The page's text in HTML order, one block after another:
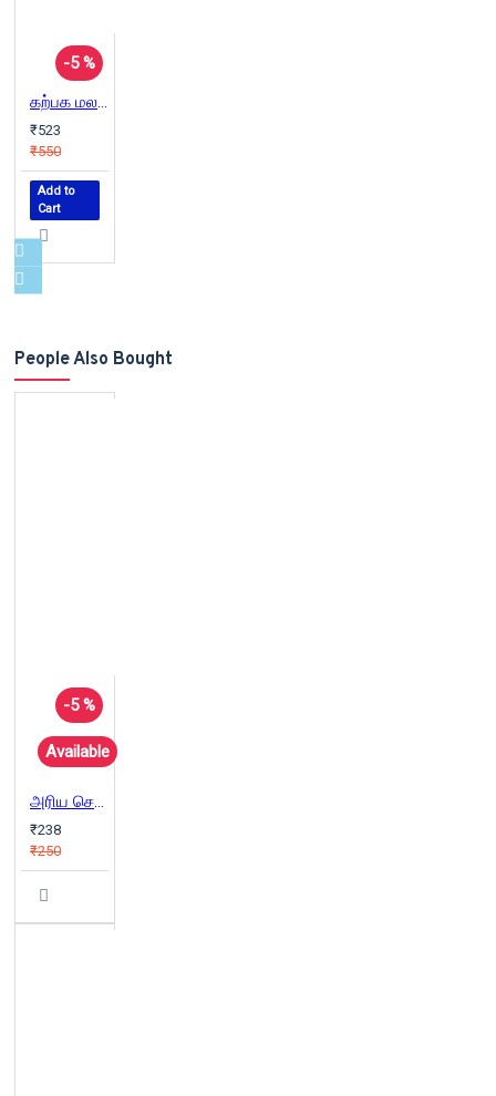
-5 %
கற்பக மலர்கள் திருக்குறள் கட்டுரைகள்
₹523
₹550
Add to
Cart
People Also Bought
-5 %
Available
அரிய செய்திகள் கூறும் அற்புத ஆலயங்கள்
₹238
₹250